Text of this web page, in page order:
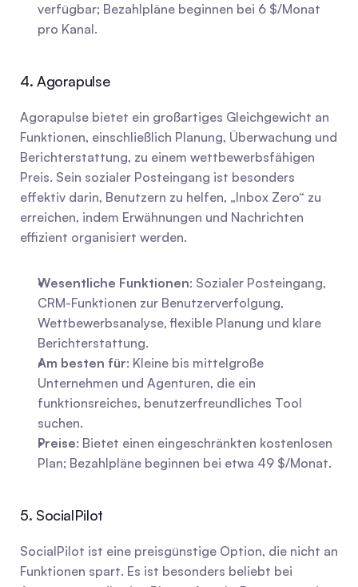
verfügbar; Bezahlpläne beginnen bei 6 $/Monat
pro Kanal.
4. Agorapulse
Agorapulse bietet ein großartiges Gleichgewicht an
Funktionen, einschließlich Planung, Überwachung und
Berichterstattung, zu einem wettbewerbsfähigen
Preis. Sein sozialer Posteingang ist besonders
effektiv darin, Benutzern zu helfen, „Inbox Zero“ zu
erreichen, indem Erwähnungen und Nachrichten
effizient organisiert werden.
Wesentliche Funktionen: Sozialer Posteingang,
CRM-Funktionen zur Benutzerverfolgung,
Wettbewerbsanalyse, flexible Planung und klare
Berichterstattung.
Am besten für: Kleine bis mittelgroße
Unternehmen und Agenturen, die ein
funktionsreiches, benutzerfreundliches Tool
suchen.
Preise: Bietet einen eingeschränkten kostenlosen
Plan; Bezahlpläne beginnen bei etwa 49 $/Monat.
5. SocialPilot
SocialPilot ist eine preisgünstige Option, die nicht an
Funktionen spart. Es ist besonders beliebt bei